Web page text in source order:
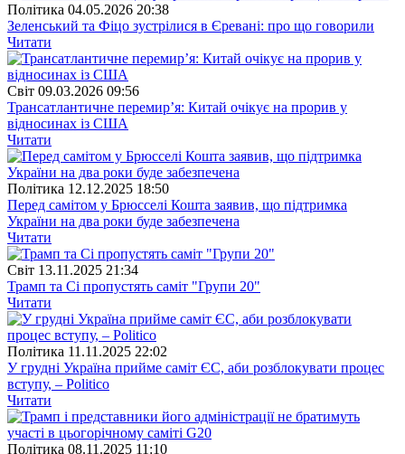
Полiтика 04.05.2026 20:38
Зеленський та Фіцо зустрілися в Єревані: про що говорили
Читати
Свiт 09.03.2026 09:56
Трансатлантичне перемир’я: Китай очікує на прорив у
відносинах із США
Читати
Полiтика 12.12.2025 18:50
Перед самітом у Брюсселі Кошта заявив, що підтримка
України на два роки буде забезпечена
Читати
Свiт 13.11.2025 21:34
Трамп та Сі пропустять саміт "Групи 20"
Читати
Полiтика 11.11.2025 22:02
У грудні Україна прийме саміт ЄС, аби розблокувати процес
вступу, – Politico
Читати
Полiтика 08.11.2025 11:10